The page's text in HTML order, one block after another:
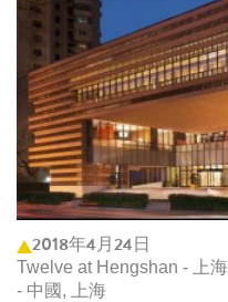
2018年4月24日
Twelve at Hengshan - 上
- 中國, 上海